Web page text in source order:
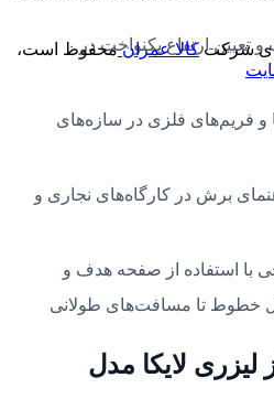
ارتفاع یکنواخت در
و فریم‌های فلزی در سازه‌های
برش در کارگاه‌های نجاری و
با استفاده از صفحه هدف و
خطوط تا مسافت‌های طولانی
لیزری لایکا مدل
شرکتکالا عمرانمحفوظ است،